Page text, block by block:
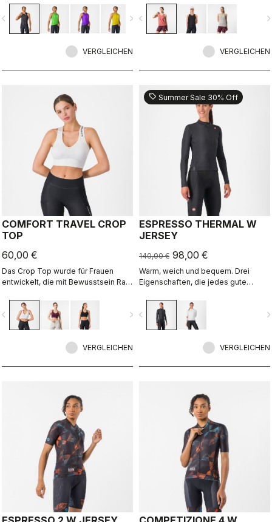
zeitlosem Stil
navigate_next
VERGLEICHEN
navigate_before
VERGLEICHEN
COMFORT TRAVEL CROP
TOP
60,00 €
Das Crop Top wurde für Frauen
entwickelt, die mit Bewusstsein Rad
navigate_next
VERGLEICHEN
sell Summer Sale 30% Off
ESPRESSO THERMAL W
JERSEY
140,00 € 98,00 €
Warm, weich und bequem. Drei
Eigenschaften, die jedes gute
das Espresso Thermal W Jersey voll
ins Schwarze. Der luxuriös weiche
Stoff fühlt sich wunderbar auf der
allem komfortabel.
navigate_before
VERGLEICHEN